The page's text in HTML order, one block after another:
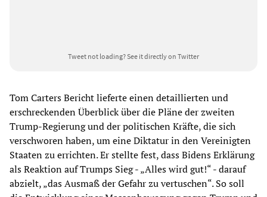
Tweet not loading?See it directly on Twitter
Tom Carters Bericht lieferte einen detaillierten und
erschreckenden Überblick über die Pläne der zweiten
Trump-Regierung und der politischen Kräfte, die sich
verschworen haben, um eine Diktatur in den Vereinigten
Staaten zu errichten. Er stellte fest, dass Bidens Erklärung
als Reaktion auf Trumps Sieg - „Alles wird gut!“ - darauf
abzielt, „das Ausmaß der Gefahr zu vertuschen“. So soll